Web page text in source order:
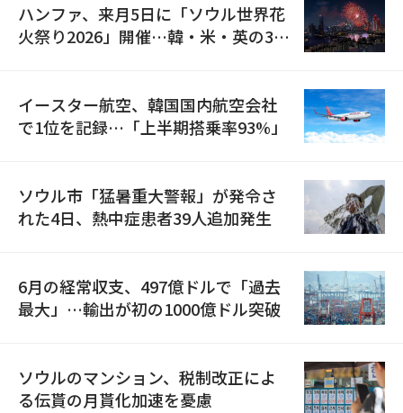
ハンファ、来月5日に「ソウル世界花
火祭り2026」開催…韓・米・英の3カ
イースター航空、韓国国内航空会社
で1位を記録…「上半期搭乗率93%」
ソウル市「猛暑重大警報」が発令さ
れた4日、熱中症患者39人追加発生
6月の経常収支、497億ドルで「過去
最大」…輸出が初の1000億ドル突破
ソウルのマンション、税制改正によ
る伝貰の月貰化加速を憂慮